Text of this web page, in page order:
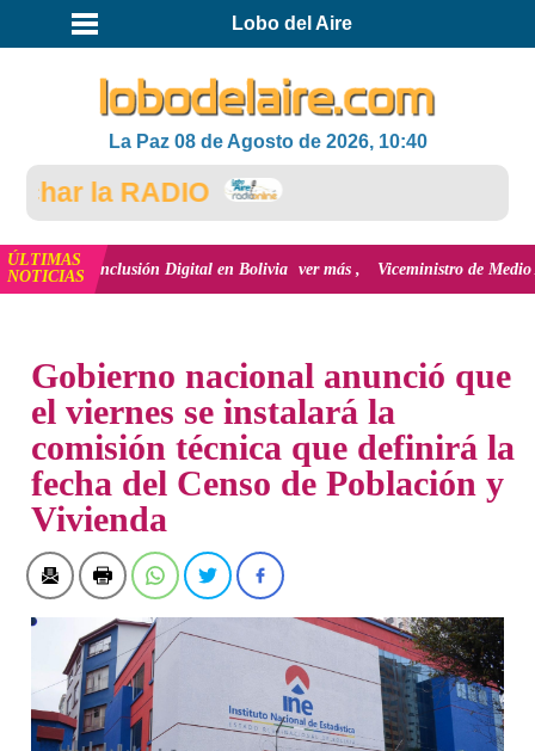
Lobo del Aire
La Paz 08 de Agosto de 2026, 10:40
la RADIO
ÚLTIMAS
NOTICIAS
la inclusión Digital en Bolivia ver más Viceministro de Medio
Gobierno nacional anunció que
el viernes se instalará la
comisión técnica que definirá la
fecha del Censo de Población y
Vivienda